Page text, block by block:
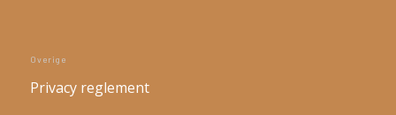
Overige
Privacy reglement